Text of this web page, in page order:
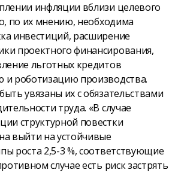
инфляции вблизи целевого
по их мнению, необходима
инвестиций, расширение
проектного финансирования,
льготных кредитов
и роботизацию производства.
увязаны их с обязательствами
труда. «В случае
структурной повестки
выйти на устойчивые
роста 2,5-3 %, соответствующие
случае есть риск застрять